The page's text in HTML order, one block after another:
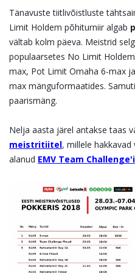
Tänavuste tiitlivõistluste
Limit Holdem põhiturniir algab
vältab kolm päeva. Meistrid
populaarsetes No Limit
max, Pot Limit Omaha 6-max
max mänguformaatides.
paarismäng.
Nelja aasta järel antakse taas
meistritiitel, millele hakkavad
alanud EMV Team Challenge'i